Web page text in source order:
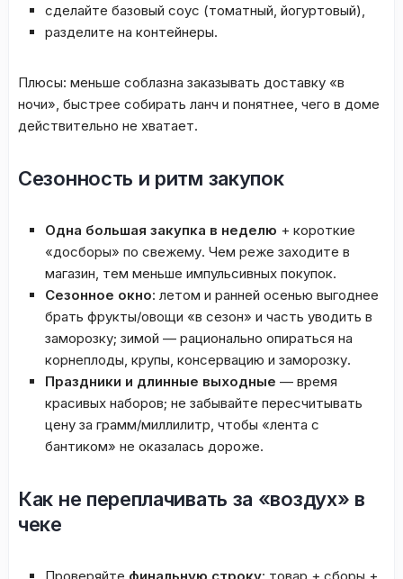
сделайте базовый соус (томатный, йогуртовый),
разделите на контейнеры.
Плюсы: меньше соблазна заказывать доставку «в
ночи», быстрее собирать ланч и понятнее, чего в доме
действительно не хватает.
Сезонность и ритм закупок
Одна большая закупка в неделю + короткие
«досборы» по свежему. Чем реже заходите в
магазин, тем меньше импульсивных покупок.
Сезонное окно: летом и ранней осенью выгоднее
брать фрукты/овощи «в сезон» и часть уводить в
заморозку; зимой — рационально опираться на
корнеплоды, крупы, консервацию и заморозку.
Праздники и длинные выходные — время
красивых наборов; не забывайте пересчитывать
цену за грамм/миллилитр, чтобы «лента с
бантиком» не оказалась дороже.
Как не переплачивать за «воздух» в
чеке
Проверяйте финальную строку: товар + сборы +